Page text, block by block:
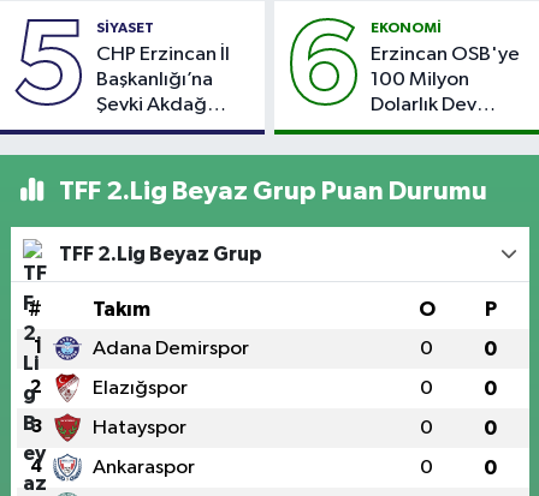
5 SİYASET
CHP Erzincan İl
Başkanlığı’na
Şevki Akdağ
Atandı!
6 EKONOMİ
Erzincan OSB'ye
100 Milyon
Dolarlık Dev
Yatırım: Bin Kişiye
İstihdam
Hedefleniyor
TFF 2.Lig Beyaz Grup Puan Durumu
TFF 2.Lig Beyaz Grup
# Takım O P
1 Adana Demirspor 0 0
2 Elazığspor 0 0
3 Hatayspor 0 0
4 Ankaraspor 0 0